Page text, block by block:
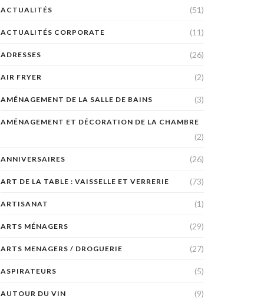
ACTUALITÉS (51)
ACTUALITÉS CORPORATE (11)
ADRESSES (26)
AIR FRYER (2)
AMÉNAGEMENT DE LA SALLE DE BAINS (3)
AMÉNAGEMENT ET DÉCORATION DE LA CHAMBRE
(2)
ANNIVERSAIRES (26)
ART DE LA TABLE : VAISSELLE ET VERRERIE (73)
ARTISANAT (1)
ARTS MÉNAGERS (29)
ARTS MENAGERS / DROGUERIE (27)
ASPIRATEURS (5)
AUTOUR DU VIN (9)